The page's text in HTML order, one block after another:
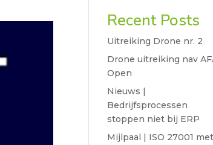
Recent Posts
Uitreiking Drone nr. 2
Drone uitreiking nav
Open
Nieuws |
Bedrijfsprocessen
stoppen niet bij ERP
Mijlpaal | ISO 27001 met